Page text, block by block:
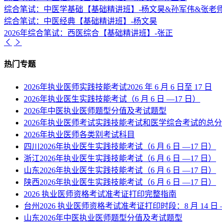
综合笔试：中医学基础【基础精讲班】-杨文昊&孙军伟&张老
综合笔试：中医经典【基础精讲班】-杨文昊
2026年综合笔试：西医综合【基础精讲班】-张正
热门专题
2026年执业医师实践技能考试2026 年 6 月 6 日至 17 日
2026年执业医生实践技能考试（6 月 6 日 —17 日）
2026年中医执业医师题型分值及考试题型
2026年执业医师考试实践技能考试和医学综合考试的总分
2026年执业医师各类别考试科目
四川2026年执业医生实践技能考试（6 月 6 日 —17 日）
浙江2026年执业医生实践技能考试（6 月 6 日 —17 日）
山东2026年执业医生实践技能考试（6 月 6 日 —17 日）
陕西2026年执业医生实践技能考试（6 月 6 日 —17 日）
2026 执业医师资格考试准考证打印完整指南
台州2026 执业医师资格考试准考证打印时段：8 月 14 日
山东2026年中医执业医师题型分值及考试题型